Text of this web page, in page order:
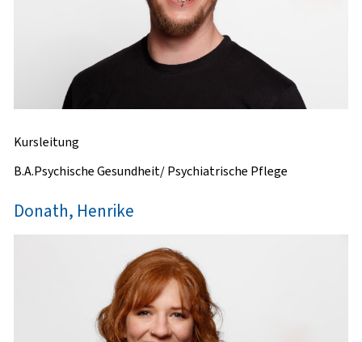
Kursleitung
B.A.Psychische Gesundheit/ Psychiatrische Pflege
Donath, Henrike